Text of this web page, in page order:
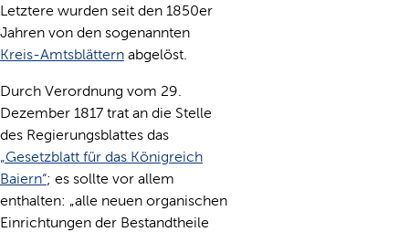
Letztere wurden seit den 1850er
Jahren von den sogenannten
Kreis-Amtsblättern abgelöst.
Durch Verordnung vom 29.
Dezember 1817 trat an die Stelle
des Regierungsblattes das
„Gesetzblatt für das Königreich
Baiern“; es sollte vor allem
enthalten: „alle neuen organischen
Einrichtungen der Bestandtheile